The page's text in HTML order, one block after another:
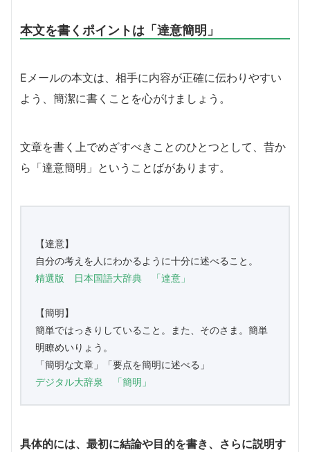
本文を書くポイントは「達意簡明」
Eメールの本文は、相手に内容が正確に伝わりやすい
よう、簡潔に書くことを心がけましょう。
文章を書く上でめざすべきことのひとつとして、昔か
ら「達意簡明」ということばがあります。
【達意】
自分の考えを人にわかるように十分に述べること。
精選版 日本国語大辞典 「達意」
【簡明】
簡単ではっきりしていること。また、そのさま。簡単
明瞭めいりょう。
「簡明な文章」「要点を簡明に述べる」
デジタル大辞泉 「簡明」
具体的には、 最初に結論や目的を書き、さらに説明す